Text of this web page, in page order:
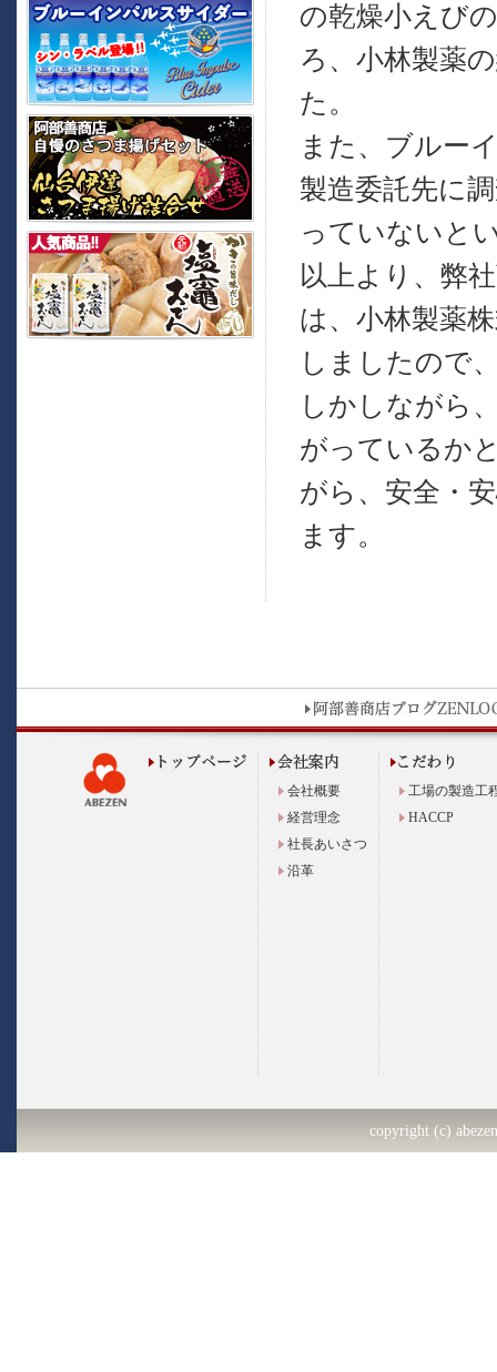
の乾燥小えび
ろ、小林製薬
た。
また、ブルー
製造委託先に
っていないと
以上より、弊
は、小林製薬
しましたので
しかしながら
がっているか
がら、安全・
ます。
会社概要
経営理念
社長あいさつ
沿革
工場の製造工
HACCP
copyright (c)